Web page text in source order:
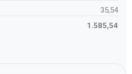
35,54
1.585,54